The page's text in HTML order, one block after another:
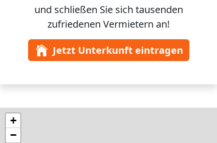
und schließen Sie sich tausenden
zufriedenen Vermietern an!
Jetzt Unterkunft eintragen
+
−